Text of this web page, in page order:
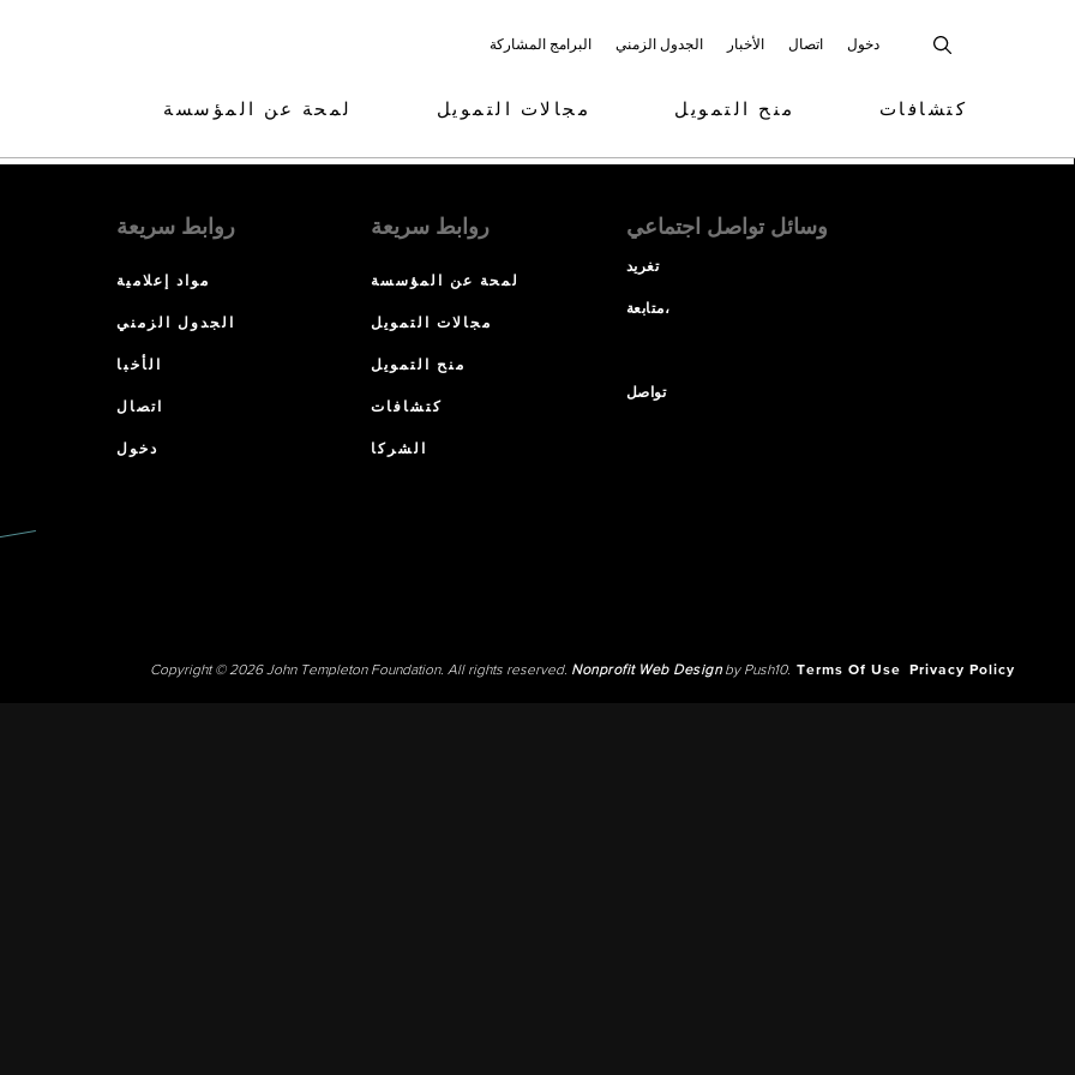
البرامج المشاركة الجدول الزمني الأخبار اتصال دخول
لمحة عن المؤسسة مجالات التمويل منح التمويل كتشافات
روابط سريعة
مواد إعلامية
الجدول الزمني
الأخبا
اتصال
دخول
روابط سريعة
لمحة عن المؤسسة
مجالات التمويل
منح التمويل
كتشافات
الشركا
وسائل تواصل اجتماعي
تغريد
متابعة،
تواصل
Copyright © 2026 John Templeton Foundation. All rights reserved. Nonprofit Web Designby Push10. Terms Of Use Privacy Policy